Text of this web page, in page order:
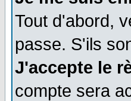
Tout d'abord,
passe. S'ils
J'accepte le
compte sera